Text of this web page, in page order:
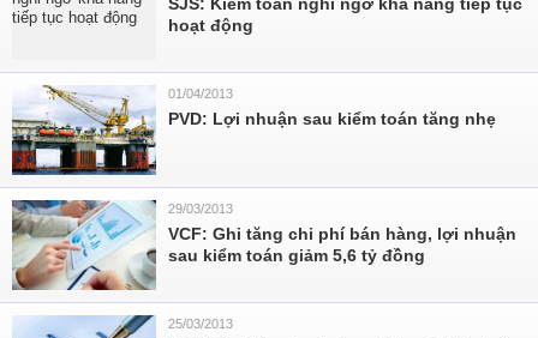
hoạt động
01/04/2013
PVD: Lợi nhuận sau kiểm toán tăng nhẹ
29/03/2013
VCF: Ghi tăng chi phí bán hàng, lợi nhuận
sau kiểm toán giảm 5,6 tỷ đồng
25/03/2013